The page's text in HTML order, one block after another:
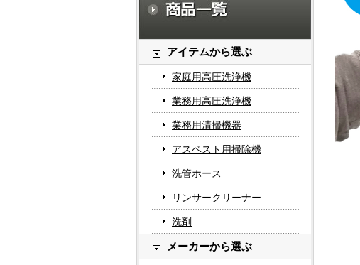
アイテムから選ぶ
家庭用高圧洗浄機
業務用高圧洗浄機
業務用清掃機器
アスベスト用掃除機
洗管ホース
リンサークリーナー
洗剤
メーカーから選ぶ